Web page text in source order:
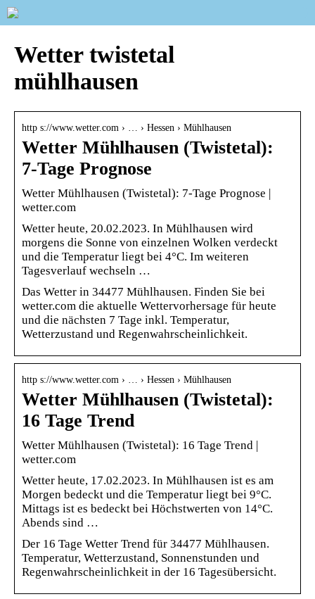
Wetter twistetal
mühlhausen
http s://www.wetter.com › … › Hessen › Mühlhausen
Wetter Mühlhausen (Twistetal):
7-Tage Prognose
Wetter Mühlhausen (Twistetal): 7-Tage Prognose |
wetter.com
Wetter heute, 20.02.2023. In Mühlhausen wird
morgens die Sonne von einzelnen Wolken verdeckt
und die Temperatur liegt bei 4°C. Im weiteren
Tagesverlauf wechseln …
Das Wetter in 34477 Mühlhausen. Finden Sie bei
wetter.com die aktuelle Wettervorhersage für heute
und die nächsten 7 Tage inkl. Temperatur,
Wetterzustand und Regenwahrscheinlichkeit.
http s://www.wetter.com › … › Hessen › Mühlhausen
Wetter Mühlhausen (Twistetal):
16 Tage Trend
Wetter Mühlhausen (Twistetal): 16 Tage Trend |
wetter.com
Wetter heute, 17.02.2023. In Mühlhausen ist es am
Morgen bedeckt und die Temperatur liegt bei 9°C.
Mittags ist es bedeckt bei Höchstwerten von 14°C.
Abends sind …
Der 16 Tage Wetter Trend für 34477 Mühlhausen.
Temperatur, Wetterzustand, Sonnenstunden und
Regenwahrscheinlichkeit in der 16 Tagesübersicht.